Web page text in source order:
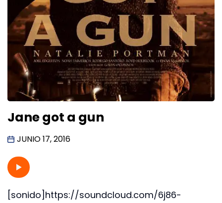
Jane got a gun
JUNIO 17, 2016
[sonido]https://soundcloud.com/6j86-